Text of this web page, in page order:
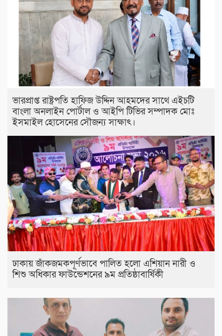
ভারপ্রাপ্ত রাষ্ট্রপতি হাফিজ উদ্দিন আহমদের সাথে এইচটি
বাংলা অনলাইন পোর্টাল ও আইপি টিভির সম্পাদক মোঃ
ইসমাইল হোসেনের সৌজন্য সাক্ষাৎ।
ঢাকায় জাঁকজমকপূর্ণভাবে পালিত হলো এশিয়ান নারী ও
শিশু অধিকার ফাউন্ডেশনের ৯ম প্রতিষ্ঠাবার্ষিকী